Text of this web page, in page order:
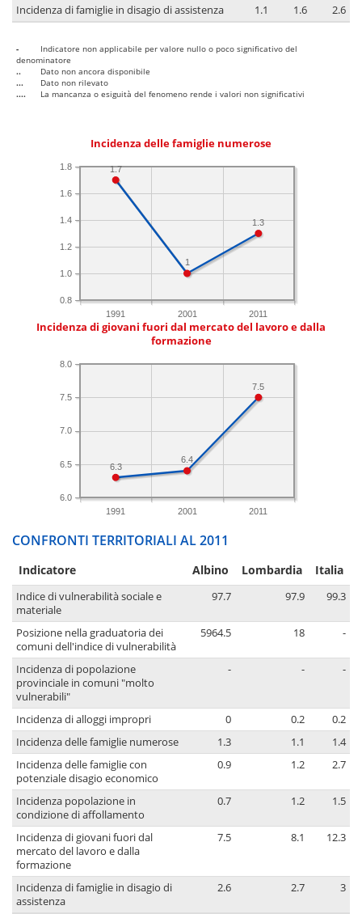
Incidenza di famiglie in disagio di assistenza 1.1 1.6 2.6
-
Indicatore non applicabile per valore nullo o poco significativo del
denominatore
..
Dato non ancora disponibile
...
Dato non rilevato
....
La mancanza o esiguità del fenomeno rende i valori non significativi
Incidenza delle famiglie numerose
1991 2001 2011
0.8
1.0
1.2
1.4
1.6
1.8
1.3
1
1.7
Incidenza di giovani fuori dal mercato del lavoro e dalla
formazione
1991 2001 2011
6.0
6.5
7.0
7.5
8.0
7.5
6.4
6.3
CONFRONTI TERRITORIALI AL 2011
Indicatore Albino Lombardia Italia
Indice di vulnerabilità sociale e
materiale
97.7 97.9 99.3
Posizione nella graduatoria dei
comuni dell'indice di vulnerabilità
5964.5 18 -
Incidenza di popolazione
provinciale in comuni "molto
vulnerabili"
- - -
Incidenza di alloggi impropri 0 0.2
0.2
Incidenza delle famiglie numerose
1.3 1.1
1.4
Incidenza delle famiglie con
potenziale disagio economico
0.9 1.2 2.7
Incidenza popolazione in
condizione di affollamento
0.7 1.2 1.5
Incidenza di giovani fuori dal
mercato del lavoro e dalla
formazione
7.5 8.1 12.3
Incidenza di famiglie in disagio di
assistenza
2.6 2.7 3